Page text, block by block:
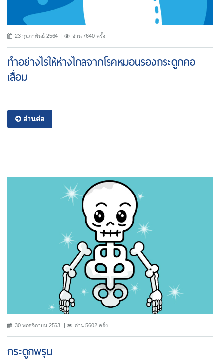
23 กุมภาพันธ์ 2564 อ่าน 7640 ครั้ง
ทำอย่างไรให้ห่างไกลจากโรคหมอนรองกระดูกคอ
เสื่อม
...
อ่านต่อ
30 พฤศจิกายน 2563 อ่าน 5602 ครั้ง
กระดูกพรุน